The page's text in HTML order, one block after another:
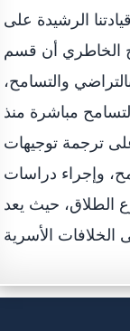
الرشيدة على
الخاطري أن قسم
والتسامح،
مباشرة منذ
ترجمة توجيهات
وإجراء دراسات
الطلاق، حيث يعد